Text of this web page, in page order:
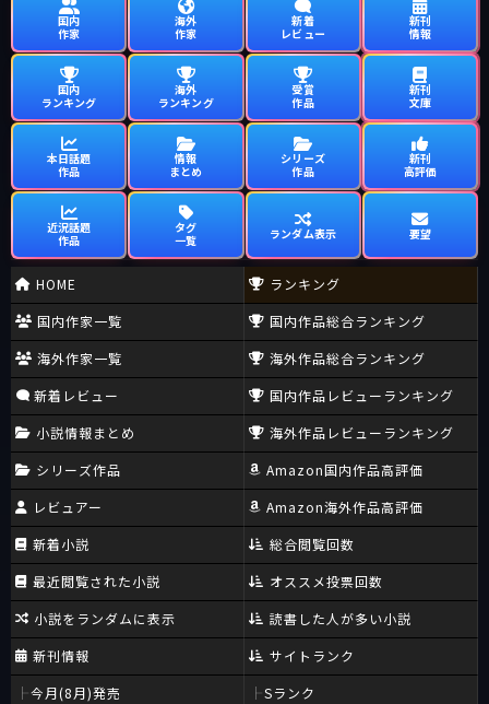
国内
作家
海外
作家
新着
レビュー
新刊
情報
国内
ランキング
海外
ランキング
受賞
作品
新刊
文庫
本日話題
作品
情報
まとめ
シリーズ
作品
新刊
高評価
近況話題
作品
タグ
一覧
ランダム表示 要望
HOME
国内作家一覧
海外作家一覧
新着レビュー
小説情報まとめ
シリーズ作品
レビュアー
新着小説
最近閲覧された小説
小説をランダムに表示
新刊情報
今月(8月)発売
ランキング
国内作品総合ランキング
海外作品総合ランキング
国内作品レビューランキング
海外作品レビューランキング
Amazon国内作品高評価
Amazon海外作品高評価
総合閲覧回数
オススメ投票回数
読書した人が多い小説
サイトランク
Sランク